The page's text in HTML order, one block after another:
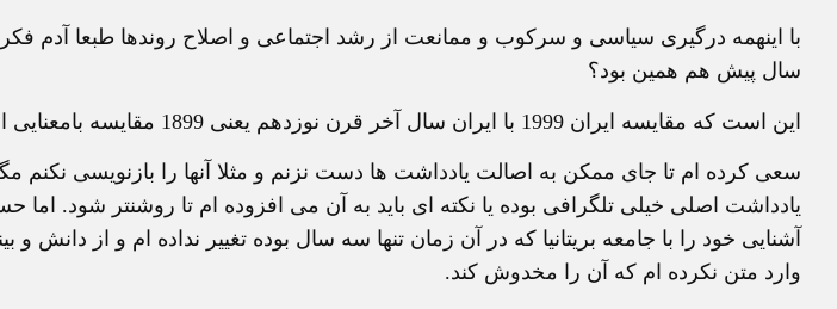
با اینهمه درگیری سیاسی و سرکوب و ممانعت از رشد اجتماعی و اصلاح روندها طبعا آدم
سال پیش هم همین بود؟
این است که مقایسه ایران 1999 با ایران سال آخر قرن نوزدهم یعنی 1899 مقایسه بامعنایی است.
سعی کرده ام تا جای ممکن به اصالت یادداشت ها دست نزنم و مثلا آنها را بازنویسی نکنم
یادداشت اصلی خیلی تلگرافی بوده یا نکته ای باید به آن می افزوده ام تا روشنتر شود.
آشنایی خود را با جامعه بریتانیا که در آن زمان تنها سه سال بوده تغییر نداده ام و از دانش
وارد متن نکرده ام که آن را مخدوش کند.